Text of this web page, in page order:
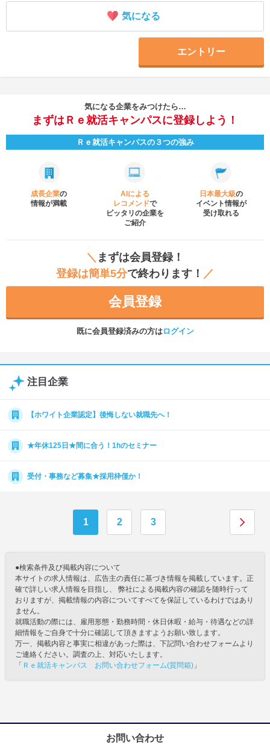
気になる
エントリー
気になる企業をみつけたら…
まずはＲｅ就活キャンパスに登録しよう！
Ｒｅ就活キャンパスの３つの強み
成長企業の
情報が満載
AIによる
レコメンドで
ピッタリの企業を
ご紹介
日本最大級の
イベント情報が
受け取れる
＼ まずは会員登録！
登録は簡単5分で終わります！ ／
会員登録
既に会員登録済みの方はログイン
注目企業
【ホワイト企業認定】後悔しない就職先へ！
★年休125日★間に合う！1hのセミナー
受付・事務など募集★採用枠僅か！
1 2 3
●検索条件及び掲載内容について
本サイトの求人情報は、広告主の責任に基づき情報を掲載しています。正
確で詳しい求人情報を目指し、 弊社による掲載内容の確認を随時行って
おりますが、掲載情報の内容についてすべてを保証しているわけではあり
ません。
就職活動の際には、雇用形態・勤務時間・休日休暇・給与・待遇などの詳
細情報をご自身で十分に確認して頂きますようお願い致します。
万一、掲載内容と事実に相違があった際は、下記問い合わせフォームより
ご連絡ください。調査の上、対応いたします。
「 Ｒｅ就活キャンパス お問い合わせフォーム(質問箱) 」
お問い合わせ